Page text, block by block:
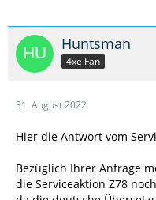
Huntsman
4xe Fan
31. August 2022
Hier die Antwort vom
Bezüglich Ihrer Anfrage
die Serviceaktion Z78